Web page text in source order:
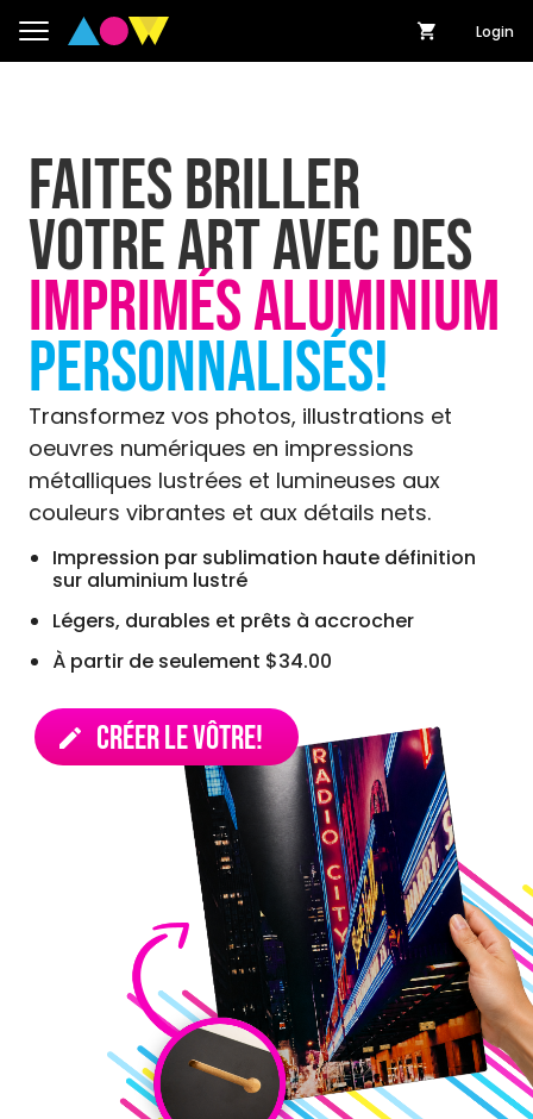
Login
FAITES BRILLER
VOTRE ART AVEC DES
IMPRIMÉS ALUMINIUM
PERSONNALISÉS!
Transformez vos photos, illustrations et
oeuvres numériques en impressions
métalliques lustrées et lumineuses aux
couleurs vibrantes et aux détails nets.
Impression par sublimation haute définition
sur aluminium lustré
Légers, durables et prêts à accrocher
À partir de seulement $34.00
edit Créer le vôtre!